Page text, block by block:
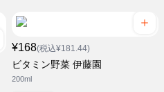
¥168(税込¥181.44)
ビタミン野菜 伊藤園
200ml